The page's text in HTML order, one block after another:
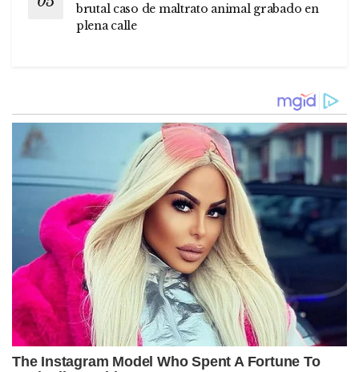
brutal caso de maltrato animal grabado en
plena calle